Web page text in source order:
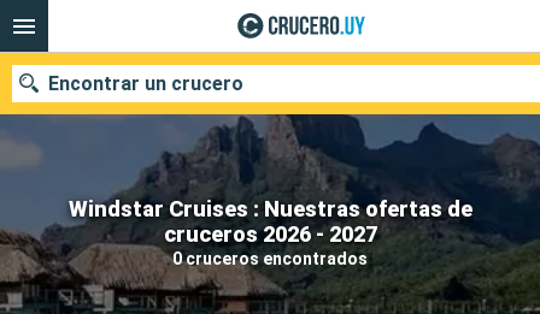
Windstar Cruises : Nuestras ofertas de
cruceros 2026 - 2027
0 cruceros encontrados
Encontrar un crucero
Nuestros destinos
Fecha de salida